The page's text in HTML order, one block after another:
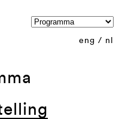
eng / nl